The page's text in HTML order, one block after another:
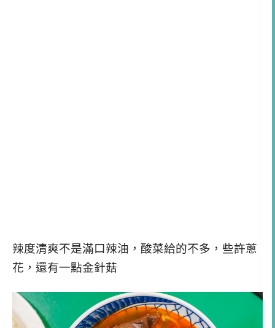
辣度清爽不是滿口辣油，酸菜給的不多，些許蔥
花，還有一點金針菇